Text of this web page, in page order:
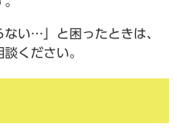
い…」と困ったときは、
ください。